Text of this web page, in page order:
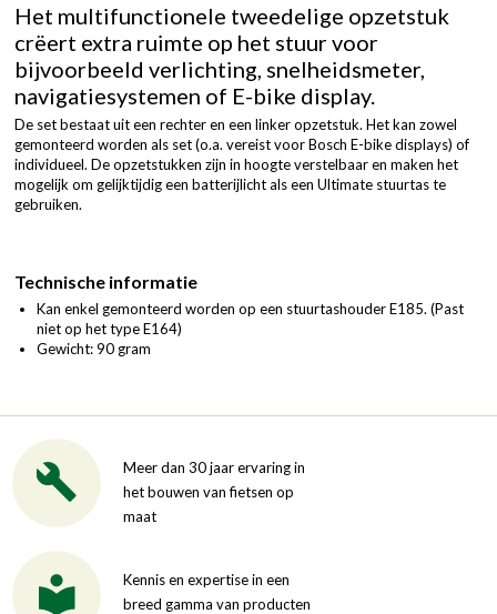
Het multifunctionele tweedelige opzetstuk
crëert extra ruimte op het stuur voor
bijvoorbeeld verlichting, snelheidsmeter,
navigatiesystemen of E-bike display.
De set bestaat uit een rechter en een linker opzetstuk. Het kan zowel
gemonteerd worden als set (o.a. vereist voor Bosch E-bike displays) of
individueel. De opzetstukken zijn in hoogte verstelbaar en maken het
mogelijk om gelijktijdig een batterijlicht als een Ultimate stuurtas te
gebruiken.
Technische informatie
Kan enkel gemonteerd worden op een stuurtashouder E185. (Past
niet op het type E164)
Gewicht: 90 gram
Meer dan 30 jaar ervaring in
het bouwen van fietsen op
maat
Kennis en expertise in een
breed gamma van producten